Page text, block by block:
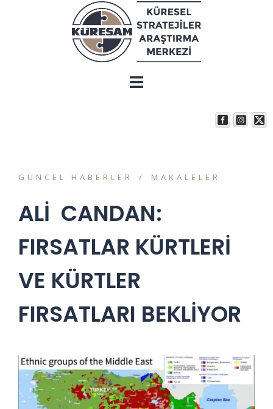
GÜNCEL HABERLER MAKALELER
ALİ CANDAN:
FIRSATLAR KÜRTLERİ
VE KÜRTLER
FIRSATLARI BEKLİYOR